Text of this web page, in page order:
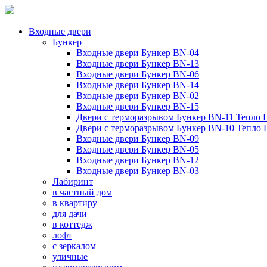
Входные двери
Бункер
Входные двери Бункер BN-04
Входные двери Бункер BN-13
Входные двери Бункер BN-06
Входные двери Бункер BN-14
Входные двери Бункер BN-02
Входные двери Бункер BN-15
Двери с терморазрывом Бункер BN-11 Тепло
Двери с терморазрывом Бункер BN-10 Тепло
Входные двери Бункер BN-09
Входные двери Бункер BN-05
Входные двери Бункер BN-12
Входные двери Бункер BN-03
Лабиринт
в частный дом
в квартиру
для дачи
в коттедж
лофт
с зеркалом
уличные